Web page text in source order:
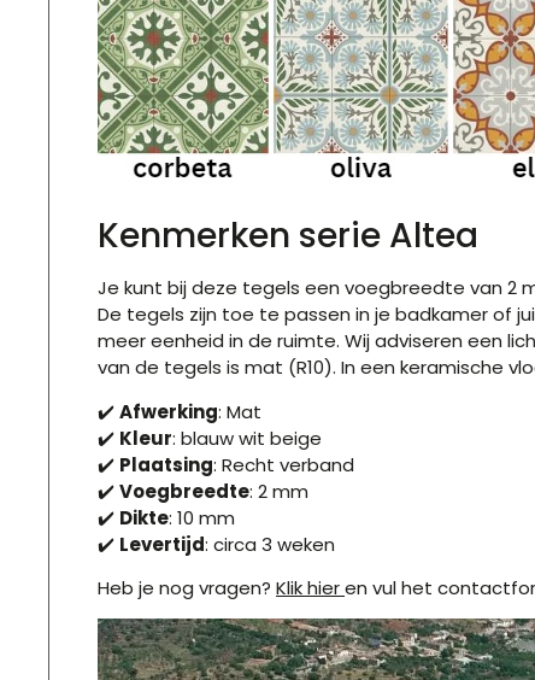
Kenmerken serie Altea
Je kunt bij deze tegels een voegbreedte van 2
De tegels zijn toe te passen in je badkamer of
meer eenheid in de ruimte. Wij adviseren een
van de tegels is mat (R10). In een keramische
✔️Afwerking: Mat
✔️ Kleur: blauw wit beige
✔️ Plaatsing: Recht verband
✔️Voegbreedte: 2 mm
✔️ Dikte: 10 mm
✔️ Levertijd: circa 3 weken
Heb je nog vragen? Klik hieren vul het